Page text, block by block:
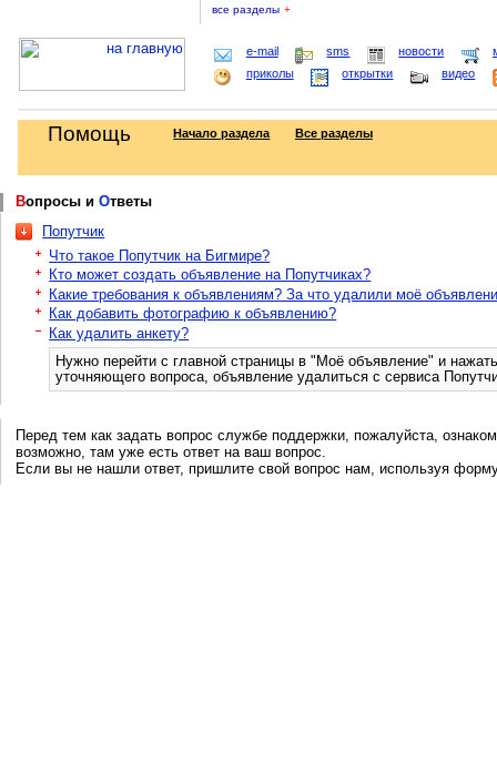
все разделы +
e-mail sms новости
приколы
открытки видео
Помощь Начало раздела Все разделы
Вопросы иОтветы
Попутчик
Что такое Попутчик на Бигмире?
Кто может создать объявление на Попутчиках?
Какие требования к объявлениям? За что удалили моё
Как добавить фотографию к объявлению?
Как удалить анкету?
Нужно перейти с главной страницы в "Моё объявление" и
уточняющего вопроса, объявление удалиться с сервиса
Перед тем как задать вопрос службе поддержки, пожалуйста,
возможно, там уже есть ответ на ваш вопрос.
Если вы не нашли ответ, пришлите свой вопрос нам, используя